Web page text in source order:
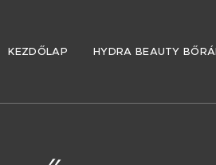
KEZDŐLAP HYDRA BEAUTY